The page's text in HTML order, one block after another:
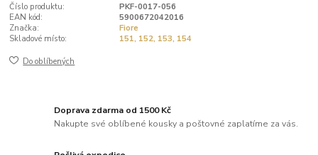
Číslo produktu:
PKF-0017-056
EAN kód:
5900672042016
Značka:
Fiore
Skladové místo:
151, 152, 153, 154
Do oblíbených
Doprava zdarma od 1500 Kč
Nakupte své oblíbené kousky a poštovné zaplatíme za vás.